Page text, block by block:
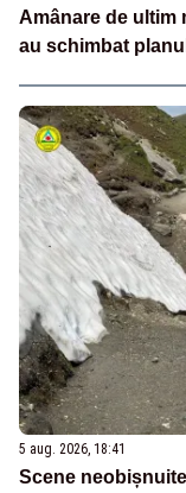
Amânare de ultim
au schimbat
5 aug. 2026, 18:41
Scene